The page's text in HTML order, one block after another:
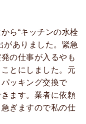
ら“キッチンの水栓
がありました。緊急
の仕事が入るやも
とにしました。元
ッキング交換で
ます。業者に依頼
ぎますので私の仕